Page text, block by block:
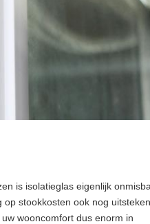
is isolatieglas eigenlijk
op stookkosten ook nog
wooncomfort dus enorm in